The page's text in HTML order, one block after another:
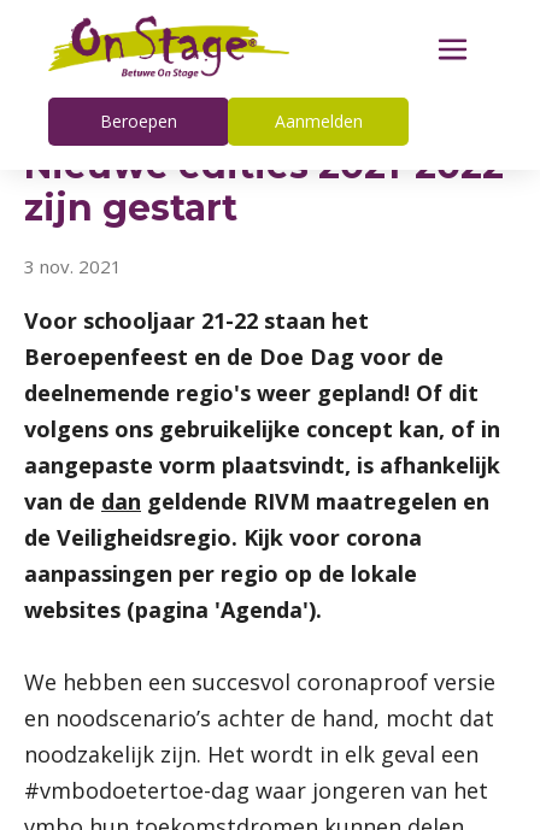
Beroepen Aanmelden
Nieuwe edities 2021-2022
zijn gestart
3 nov. 2021
Voor schooljaar 21-22 staan het
Beroepenfeest en de Doe Dag voor de
deelnemende regio's weer gepland! Of dit
volgens ons gebruikelijke concept kan, of in
aangepaste vorm plaatsvindt, is afhankelijk
van de dan geldende RIVM maatregelen en
de Veiligheidsregio. Kijk voor corona
aanpassingen per regio op de lokale
websites (pagina 'Agenda').
We hebben een succesvol coronaproof versie
en noodscenario’s achter de hand, mocht dat
noodzakelijk zijn. Het wordt in elk geval een
#vmbodoetertoe-dag waar jongeren van het